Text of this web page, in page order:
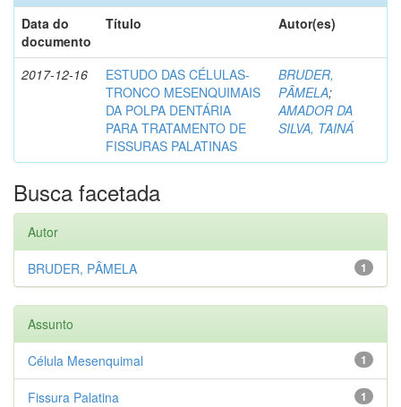
Data do
documento
Título Autor(es)
2017-12-16
ESTUDO DAS CÉLULAS-
TRONCO MESENQUIMAIS
DA POLPA DENTÁRIA
PARA TRATAMENTO DE
FISSURAS PALATINAS
BRUDER,
PÂMELA;
AMADOR DA
SILVA, TAINÁ
Busca facetada
Autor
1
BRUDER, PÂMELA
Assunto
1
Célula Mesenquimal
1
Fissura Palatina